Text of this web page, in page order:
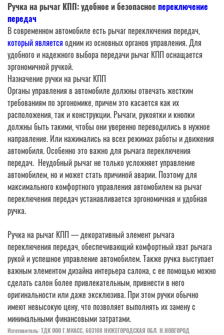
6
Ручка на рычаг КПП: удобное и безопасное переключение
передач
В современном автомобиле есть рычаг переключения передач,
который является одним из основных органов управления. Для
удобного и надежного выбора передачи рычаг КПП оснащается
эргономичной ручкой.
Назначение ручки на рычаг КПП
Органы управления в автомобиле должны отвечать жестким
требованиям по эргономике, причем это касается как их
расположения, так и конструкции. Рычаги, рукоятки и кнопки
должны быть такими, чтобы они уверенно переводились в нужное
направление. Или нажимались на всех режимах работы и движения
автомобиля. Особенно это важно для рычага переключения
передач. Неудобный рычаг не только усложняет управление
автомобилем, но и может стать причиной аварии. Поэтому для
максимального комфортного управления автомобилем на рычаг
переключения передач устанавливается эргономичная и удобная
ручка.
Ручка на рычаг КПП — декоративный элемент рычага
переключения передач, обеспечивающий комфортный хват рычага
рукой и успешное управление автомобилем. Также ручка выступает
важным элементом дизайна интерьера салона, с ее помощью можно
сделать салон более привлекательным, привнести в него
оригинальности или даже эксклюзива. При этом ручки обычно
имеют невысокую цену, что позволяет выполнять их замену с
минимальными финансовыми затратами.
Изготовитель: ТДК ООО Г.МИАСС, 603108 НИЖЕГОРОДСКАЯ ОБЛ. Н.НОВГОРОД